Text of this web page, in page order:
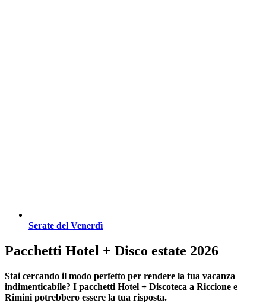
Serate del Venerdì
Pacchetti Hotel + Disco estate 2026
Stai cercando il modo perfetto per rendere la tua vacanza
indimenticabile? I pacchetti Hotel + Discoteca a Riccione e
Rimini potrebbero essere la tua risposta.